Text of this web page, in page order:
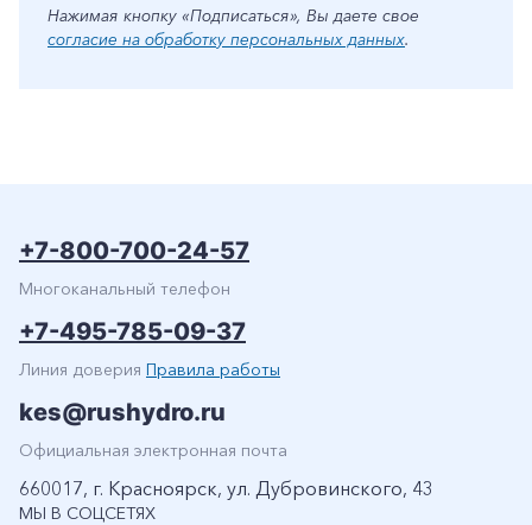
Нажимая кнопку «Подписаться», Вы даете свое
согласие на обработку персональных данных.
МЫ В СОЦСЕТЯХ
+7-800-700-24-57
Многоканальный телефон
+7-495-785-09-37
Линия доверия Правила работы
kes@rushydro.ru
Официальная электронная почта
660017, г. Красноярск, ул. Дубровинского, 43